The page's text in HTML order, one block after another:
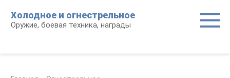
контенту
Холодное и огнестрельное
Оружие, боевая техника, награды